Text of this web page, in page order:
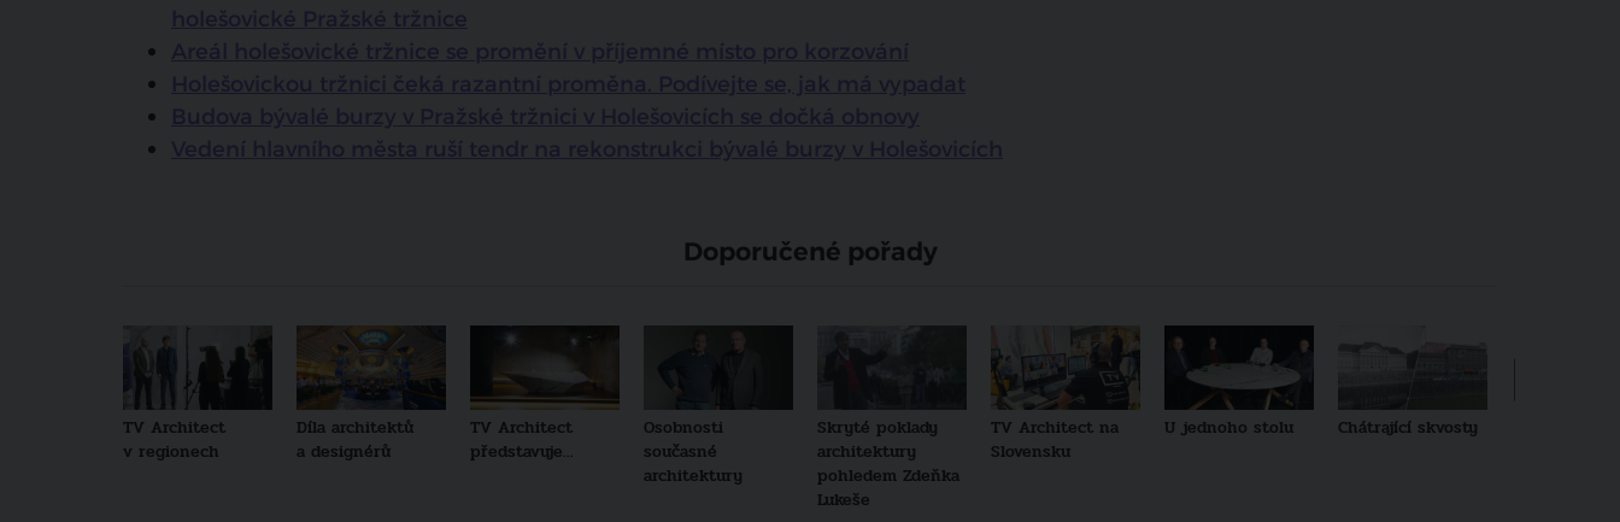
Doporučené pořady
TV Architect
v regionech
Díla architektů
a designérů
TV Architect
představuje...
Osobnosti
současné
architektury
Skryté poklady
architektury
pohledem Zdeňka
Lukeše
TV Architect na
Slovensku
U jednoho stolu Chátrající skvosty